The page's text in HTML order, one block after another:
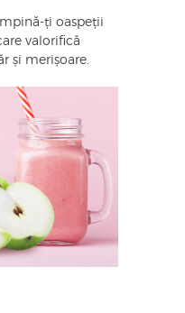
ți oaspeții
valorifică
și merișoare.